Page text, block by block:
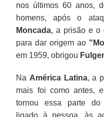
nos últimos 60 anos,
homens, após o
Moncada, a prisão e o
para dar origem ao
em 1959, obrigou
Na América Latina, a
mais foi como antes,
tornou essa parte do
ligado à pessoa, às